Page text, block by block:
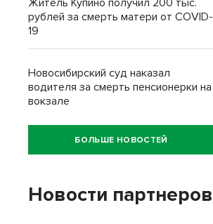
Житель Купино получил 200 тыс.
рублей за смерть матери от COVID-
19
Новосибирский суд наказал
водителя за смерть пенсионерки на
вокзале
БОЛЬШЕ НОВОСТЕЙ
Новости партнеров